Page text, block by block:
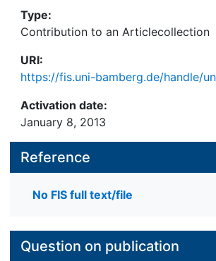
Type:
Contribution to an Articlecollection
URI:
https://fis.uni-bamberg.de/handle/
Activation date:
January 8, 2013
Reference
No FIS full text/file
Question on publication